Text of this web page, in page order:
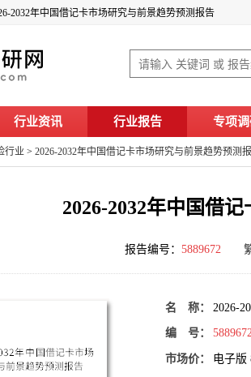
2032年中国借记卡市场研究与前景趋势预测报告
行业资讯 行业报告 专项
行业 > 2026-2032年中国借记卡市场研究与前景趋势预测
2026-2032年中国借
报告编号： 5889672
名 称： 2026-
编 号：
市场价： 电子版